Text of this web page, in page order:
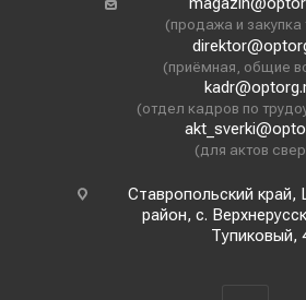
(продажа и закупка
(приёмная, общие
(отдел кадров по
(для актов
Ставропольский край,
район, с.
Тупиковый,